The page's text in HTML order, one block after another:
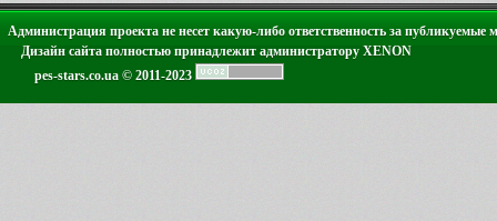
Администрация проекта не несет какую-либо ответственность за публикуемые
Дизайн сайта полностью принадлежит администратору XENON
pes-stars.co.ua © 2011-2023